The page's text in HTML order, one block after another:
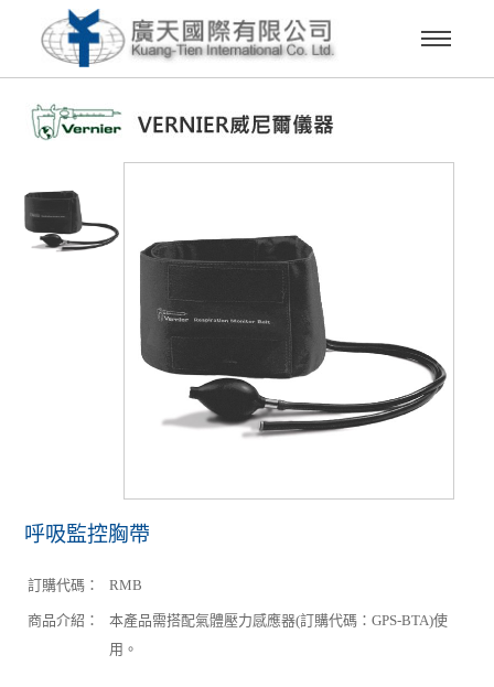
呼吸監控胸帶
訂購代碼： RMB
商品介紹：
本產品需搭配氣體壓力感應器(訂購代碼：GPS-BTA)使
用。